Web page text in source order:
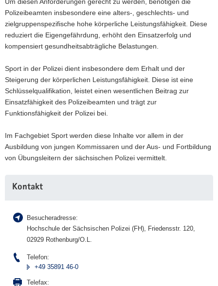
Polizeibeamten insbesondere eine alters-, geschlechts- und
zielgruppenspezifische hohe körperliche Leistungsfähigkeit. Diese
reduziert die Eigengefährdung, erhöht den Einsatzerfolg und
kompensiert gesundheitsabträgliche Belastungen.
Sport in der Polizei dient insbesondere dem Erhalt und der
Steigerung der körperlichen Leistungsfähigkeit. Diese ist eine
Schlüsselqualifikation, leistet einen wesentlichen Beitrag zur
Einsatzfähigkeit des Polizeibeamten und trägt zur
Funktionsfähigkeit der Polizei bei.
Im Fachgebiet Sport werden diese Inhalte vor allem in der
Ausbildung von jungen Kommissaren und der Aus- und Fortbildung
von Übungsleitern der sächsischen Polizei vermittelt.
Information
Kontakt
Besucheradresse:
Hochschule der Sächsischen Polizei (FH), Friedensstr. 120,
02929 Rothenburg/O.L.
Telefon:
+49 35891 46-0
Telefax: